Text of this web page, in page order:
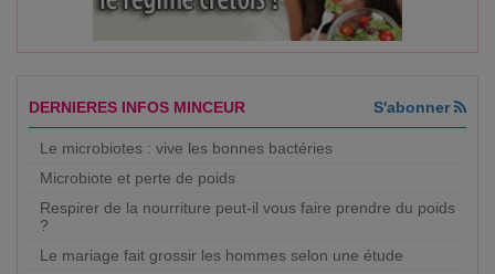
DERNIERES INFOS MINCEUR S'abonner
Le microbiotes : vive les bonnes bactéries
Microbiote et perte de poids
Respirer de la nourriture peut-il vous faire prendre du poids
?
Le mariage fait grossir les hommes selon une étude